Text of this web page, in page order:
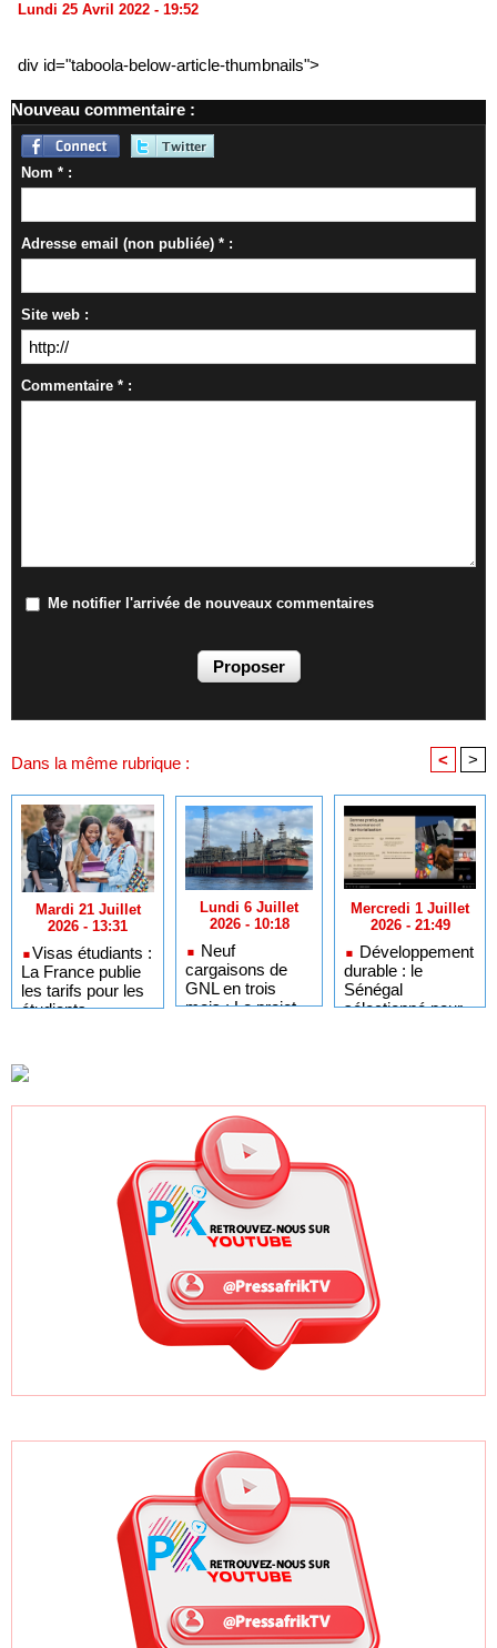
Lundi 25 Avril 2022 - 19:52
div id="taboola-below-article-thumbnails">
Nouveau commentaire :
Nom * :
Adresse email (non publiée) * :
Site web :
Commentaire * :
Me notifier l'arrivée de nouveaux commentaires
Dans la même rubrique : < >
Mardi 21 Juillet
2026 - 13:31
​Visas étudiants :
La France publie
les tarifs pour les
étudiants
africains
Lundi 6 Juillet
2026 - 10:18
Neuf
cargaisons de
GNL en trois
mois : Le projet
Mercredi 1 Juillet
2026 - 21:49
Développement
durable : le
Sénégal
sélectionné pour
ODD